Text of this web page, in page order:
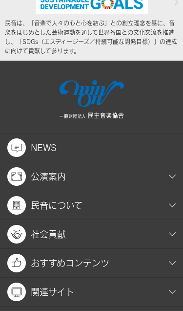
民音は、「音楽で人々の心と心を結ぶ」との創立理念を基に、音
楽をはじめとした芸術運動を通して世界各国との文化交流を推進
し、「SDGs（エスディージーズ／持続可能な開発目標）」の達成
に向けて貢献して参ります。
NEWS
公演案内
民音について
社会貢献
おすすめコンテンツ
関連サイト